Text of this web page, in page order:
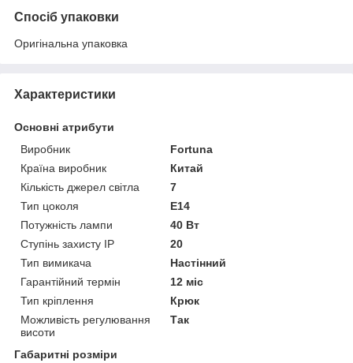
Спосіб упаковки
Оригінальна упаковка
Характеристики
Основні атрибути
Виробник
Fortuna
Країна виробник
Китай
Кількість джерел світла
7
Тип цоколя
E14
Потужність лампи
40 Вт
Ступінь захисту IP
20
Тип вимикача
Настінний
Гарантійний термін
12 міс
Тип кріплення
Крюк
Можливість регулювання
висоти
Так
Габаритні розміри